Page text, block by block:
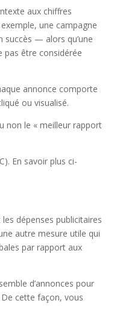
aux chiffres
une campagne
succès — alors qu’une
pas être considérée
annonce comporte
ou visualisé.
non le « meilleur rapport
En savoir plus ci-
dépenses publicitaires
autre mesure utile qui
par rapport aux
d’annonces pour
De cette façon, vous